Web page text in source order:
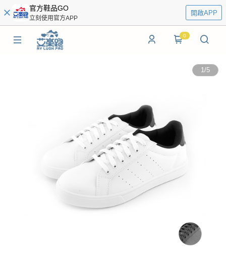
官方鞋品GO
立刻使用官方APP
開啟APP
0
1/5